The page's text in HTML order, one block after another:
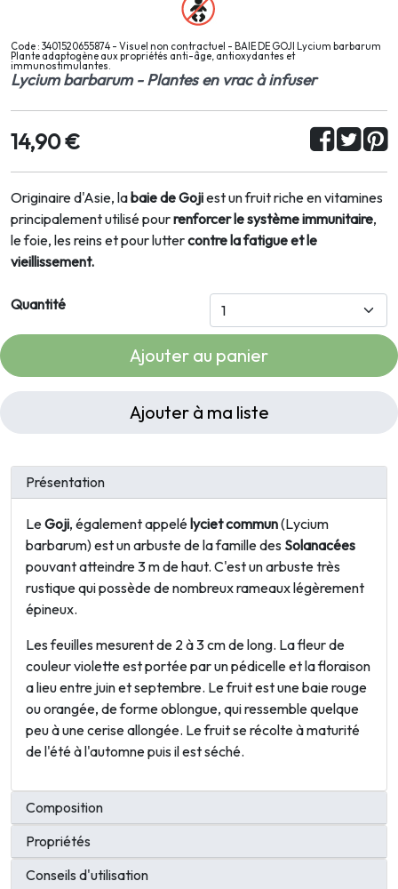
Code : 3401520655874 - Visuel non contractuel - BAIE DE GOJI Lycium barbarum
Plante adaptogène aux propriétés anti-âge, antioxydantes et
immunostimulantes.
Lycium barbarum - Plantes en vrac à infuser
14,90 €
Originaire d'Asie, labaie de Gojiest un fruit riche en vitamines
principalement utilisé pourrenforcer le système immunitaire,
le foie, les reins et pour luttercontre la fatigue et le
vieillissement.
Quantité
Ajouter au panier
Ajouter à ma liste
Présentation
LeGoji, également appelélyciet commun(Lycium
barbarum) est un arbuste de la famille des Solanacées
pouvant atteindre 3 m de haut. C'est un arbuste très
rustique qui possède de nombreux rameaux légèrement
épineux.
Les feuilles mesurent de 2 à 3 cm de long. La fleur de
couleur violette est portée par un pédicelle et la floraison
a lieu entre juin et septembre. Le fruit est une baie rouge
ou orangée, de forme oblongue, qui ressemble quelque
peu à une cerise allongée. Le fruit se récolte à maturité
de l'été à l'automne puis il est séché.
Composition
Propriétés
Conseils d'utilisation